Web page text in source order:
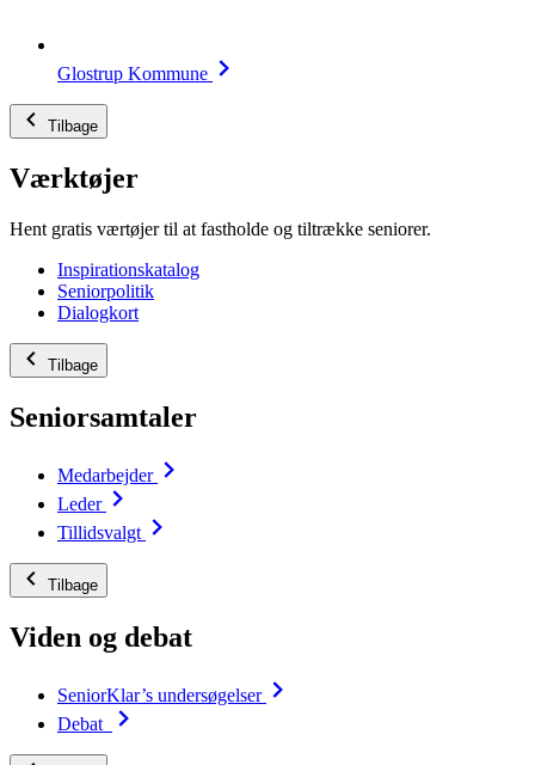
Glostrup Kommune
Tilbage
Værktøjer
Hent gratis værtøjer til at fastholde og tiltrække seniorer.
Inspirationskatalog
Seniorpolitik
Dialogkort
Tilbage
Seniorsamtaler
Medarbejder
Leder
Tillidsvalgt
Tilbage
Viden og debat
SeniorKlar’s undersøgelser
Debat